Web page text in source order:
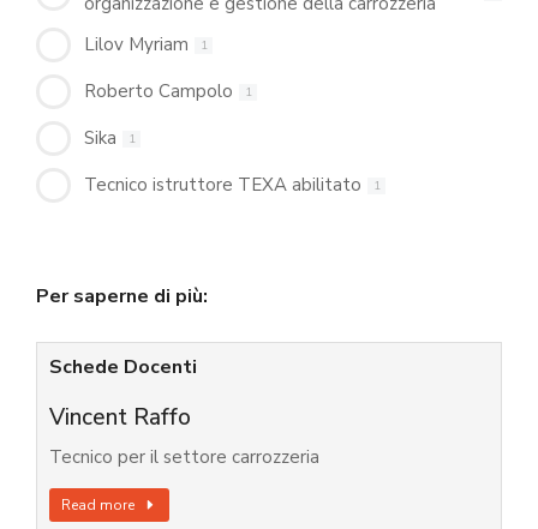
Lilov Myriam 1
Roberto Campolo 1
Sika 1
Tecnico istruttore TEXA abilitato 1
Per saperne di più:
Schede Docenti
Vincent Raffo
Tecnico per il settore carrozzeria
Read more